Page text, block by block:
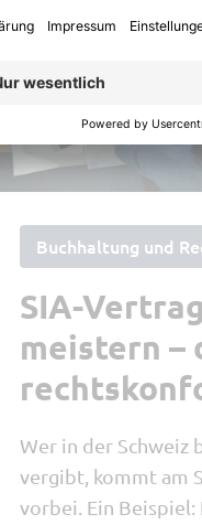
Buchhaltung und
SIA-
meistern –
Wer in der Schweiz
vergibt, kommt am
vorbei. Ein